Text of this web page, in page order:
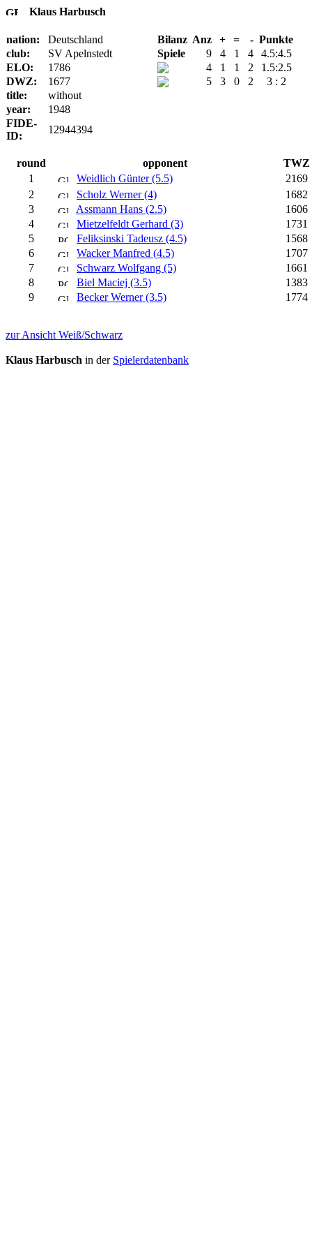
Klaus Harbusch
nation: Deutschland Bilanz Anz + = - Punkte
club:
SV Apelnstedt Spiele 9 4 1 4
4.5:4.5
ELO:
1786 4 1 1 2
1.5:2.5
DWZ:
1677 5 3 0 2
3 : 2
title:
without
year:
1948
FIDE-
ID:
12944394
round opponent
TWZ
1
Weidlich Günter (5.5)
2169
2
Scholz Werner (4)
1682
3
Assmann Hans (2.5)
1606
4
Mietzelfeldt Gerhard (3)
1731
5
Feliksinski Tadeusz (4.5)
1568
6
Wacker Manfred (4.5)
1707
7
Schwarz Wolfgang (5)
1661
8
Biel Maciej (3.5)
1383
9
Becker Werner (3.5) 1774
zur Ansicht Weiß/Schwarz
Klaus Harbusch in der Spielerdatenbank